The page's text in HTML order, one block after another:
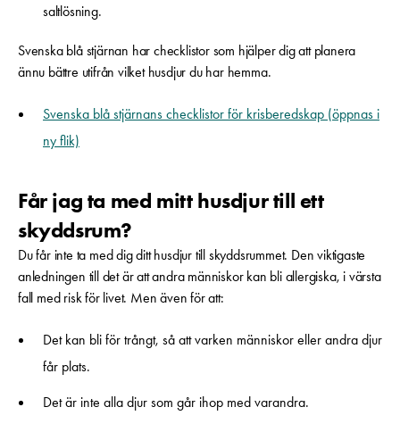
saltlösning.
Svenska blå stjärnan har checklistor som hjälper dig att planera
ännu bättre utifrån vilket husdjur du har hemma.
Svenska blå stjärnans checklistor för krisberedskap (öppnas i
ny flik)
Får jag ta med mitt husdjur till ett
skyddsrum?
Du får inte ta med dig ditt husdjur till skyddsrummet. Den viktigaste
anledningen till det är att andra människor kan bli allergiska, i värsta
fall med risk för livet. Men även för att:
Det kan bli för trångt, så att varken människor eller andra djur
får plats.
Det är inte alla djur som går ihop med varandra.